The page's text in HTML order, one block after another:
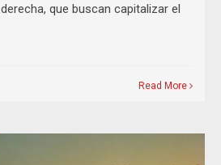
que buscan capitalizar el
Read More